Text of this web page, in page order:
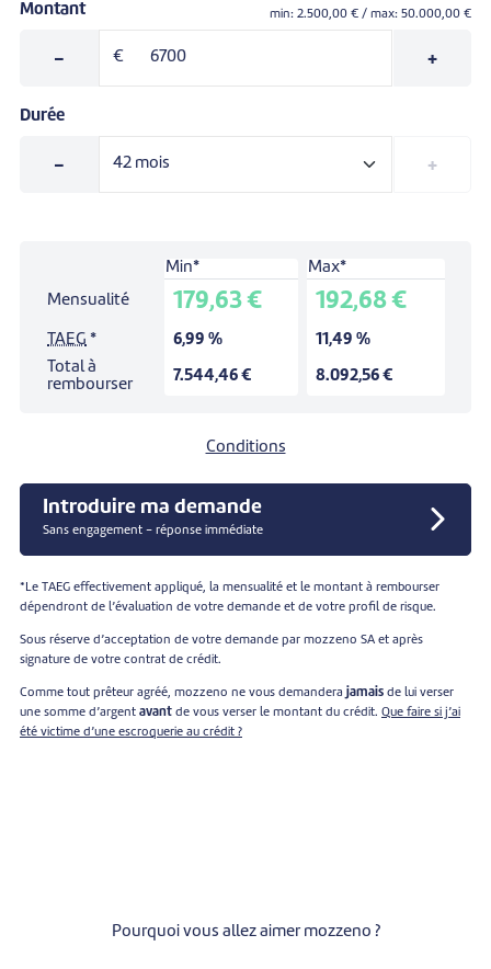
Montant min: 2.500,00 € / max: 50.000,00 €
- € +
Durée
- +
Durée:42mois.
Min*
Max*
Mensualité
179,63 € 192,68 €
TAEG * 6,99 %
11,49 %
Total à
rembourser
7.544,46 € 8.092,56 €
Conditions
Introduire ma demande
Sans engagement - réponse immédiate
*Le TAEG effectivement appliqué, la mensualité et le montant à rembourser
dépendront de l’évaluation de votre demande et de votre profil de risque.
Sous réserve d’acceptation de votre demande par mozzeno SA et après
signature de votre contrat de crédit.
Comme tout prêteur agréé, mozzeno ne vous demandera jamais de lui verser
une somme d’argent avant de vous verser le montant du crédit. Que faire si j’ai
été victime d’une escroquerie au crédit ?
Pourquoi vous allez aimer mozzeno ?